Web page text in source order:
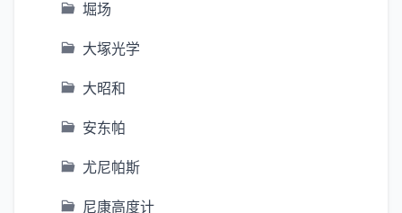
堀场
大塚光学
大昭和
安东帕
尤尼帕斯
尼康高度计